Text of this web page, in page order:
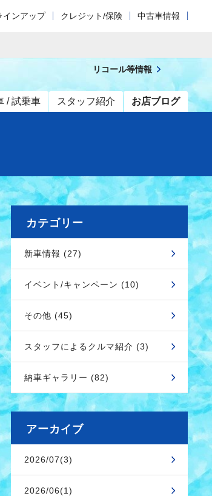
インアップ クレジット/保険 中古車情報
/ 試乗車 スタッフ紹介 お店ブログ
リコール等情報
カテゴリー
新車情報 (27)
イベント/キャンペーン (10)
その他 (45)
スタッフによるクルマ紹介 (3)
納車ギャラリー (82)
アーカイブ
2026/07(3)
2026/06(1)